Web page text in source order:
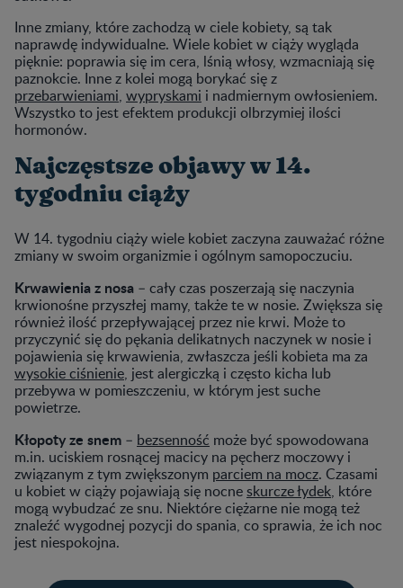
Inne zmiany, które zachodzą w ciele kobiety, są tak
naprawdę indywidualne. Wiele kobiet w ciąży wygląda
pięknie: poprawia się im cera, lśnią włosy, wzmacniają się
paznokcie. Inne z kolei mogą borykać się z
przebarwieniami, wypryskami i nadmiernym owłosieniem.
Wszystko to jest efektem produkcji olbrzymiej ilości
hormonów.
Najczęstsze objawy w 14.
tygodniu ciąży
W 14. tygodniu ciąży wiele kobiet zaczyna zauważać różne
zmiany w swoim organizmie i ogólnym samopoczuciu.
Krwawienia z nosa – cały czas poszerzają się naczynia
krwionośne przyszłej mamy, także te w nosie. Zwiększa się
również ilość przepływającej przez nie krwi. Może to
przyczynić się do pękania delikatnych naczynek w nosie i
pojawienia się krwawienia, zwłaszcza jeśli kobieta ma za
wysokie ciśnienie, jest alergiczką i często kicha lub
przebywa w pomieszczeniu, w którym jest suche
powietrze.
Kłopoty ze snem – bezsenność może być spowodowana
m.in. uciskiem rosnącej macicy na pęcherz moczowy i
związanym z tym zwiększonym parciem na mocz. Czasami
u kobiet w ciąży pojawiają się nocneskurcze łydek, które
mogą wybudzać ze snu. Niektóre ciężarne nie mogą też
znaleźć wygodnej pozycji do spania, co sprawia, że ich noc
jest niespokojna.